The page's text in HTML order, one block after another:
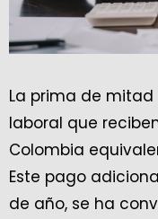
La prima de
laboral que
Colombia
Este pago
de año, se ha